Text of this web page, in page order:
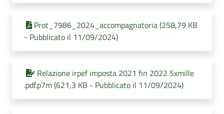
Prot_7986_2024_accompagnatoria (258,79 KB
- Pubblicato il 11/09/2024)
Relazione irpef imposta 2021 fin 2022 5xmille
.pdf.p7m (621,3 KB - Pubblicato il 11/09/2024)